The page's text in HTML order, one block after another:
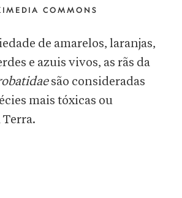
COMMONS
de amarelos, laranjas,
e azuis vivos, as rãs da
são consideradas
mais tóxicas ou
Terra.